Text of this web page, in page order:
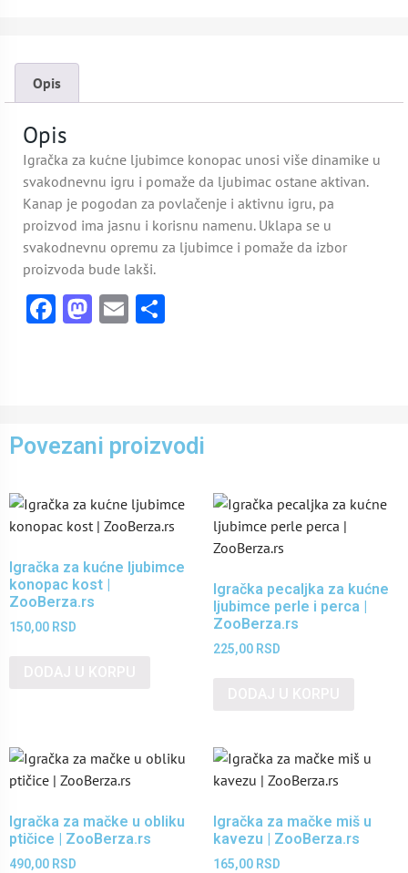
Opis
Opis
Igračka za kućne ljubimce konopac unosi više dinamike u
svakodnevnu igru i pomaže da ljubimac ostane aktivan.
Kanap je pogodan za povlačenje i aktivnu igru, pa
proizvod ima jasnu i korisnu namenu. Uklapa se u
svakodnevnu opremu za ljubimce i pomaže da izbor
proizvoda bude lakši.
Facebook
Mastodon
Email
Povezani proizvodi
Igračka za kućne ljubimce
konopac kost |
ZooBerza.rs
150,00 RSD
Igračka pecaljka za kućne
ljubimce perle i perca |
ZooBerza.rs
225,00 RSD
Igračka za mačke u obliku
ptičice | ZooBerza.rs
490,00 RSD
Igračka za mačke miš u
kavezu | ZooBerza.rs
165,00 RSD